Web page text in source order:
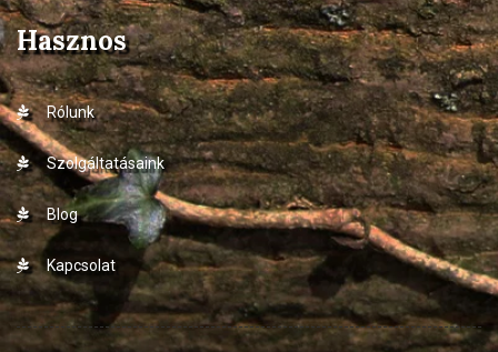
Hasznos
Rólunk
Szolgáltatásaink
Blog
Kapcsolat